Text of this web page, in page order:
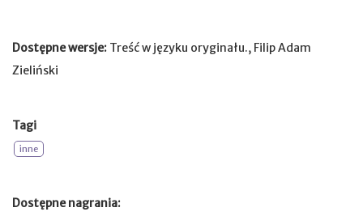
Dostępne wersje: Treść w języku oryginału., Filip Adam
Zieliński
Tagi
inne
Dostępne nagrania: